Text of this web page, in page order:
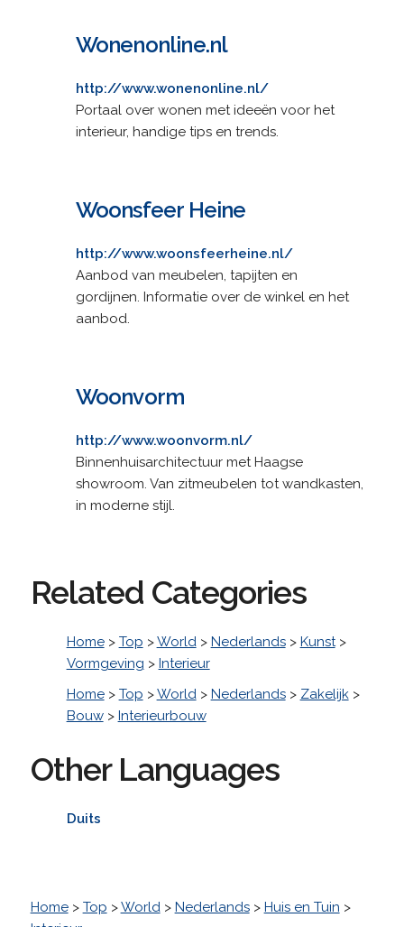
Wonenonline.nl
http://www.wonenonline.nl/
Portaal over wonen met ideeën voor het
interieur, handige tips en trends.
Woonsfeer Heine
http://www.woonsfeerheine.nl/
Aanbod van meubelen, tapijten en
gordijnen. Informatie over de winkel en het
aanbod.
Woonvorm
http://www.woonvorm.nl/
Binnenhuisarchitectuur met Haagse
showroom. Van zitmeubelen tot wandkasten,
in moderne stijl.
Related Categories
Home> Top >World> Nederlands> Kunst>
Vormgeving > Interieur
Home> Top >World> Nederlands> Zakelijk>
Bouw> Interieurbouw
Other Languages
Duits
Home> Top >World> Nederlands> Huis en Tuin >